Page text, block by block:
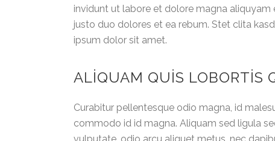
invidunt ut labore et dolore magna
justo duo dolores et ea rebum. Stet clita
ipsum dolor sit amet.
ALIQUAM QUIS LOBORTIS
Curabitur pellentesque odio magna, id
commodo id id magna. Aliquam sed ligula